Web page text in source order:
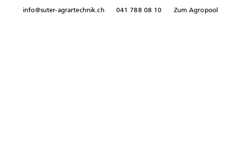
info@suter-agrartechnik.ch 041 788 08 10 Zum Agropool